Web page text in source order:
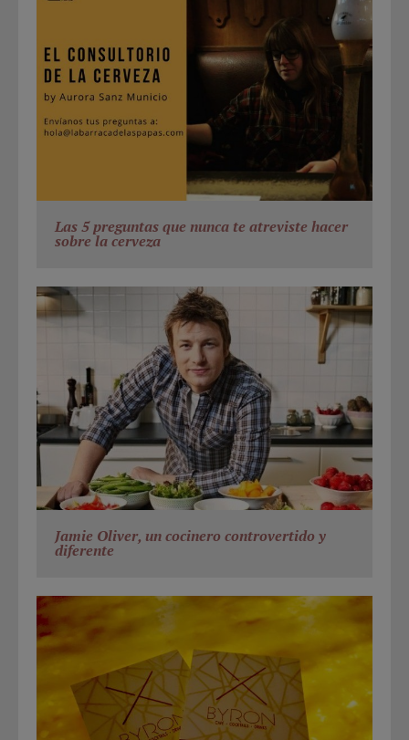
Las 5 preguntas que nunca te atreviste hacer
sobre la cerveza
Jamie Oliver, un cocinero controvertido y
diferente